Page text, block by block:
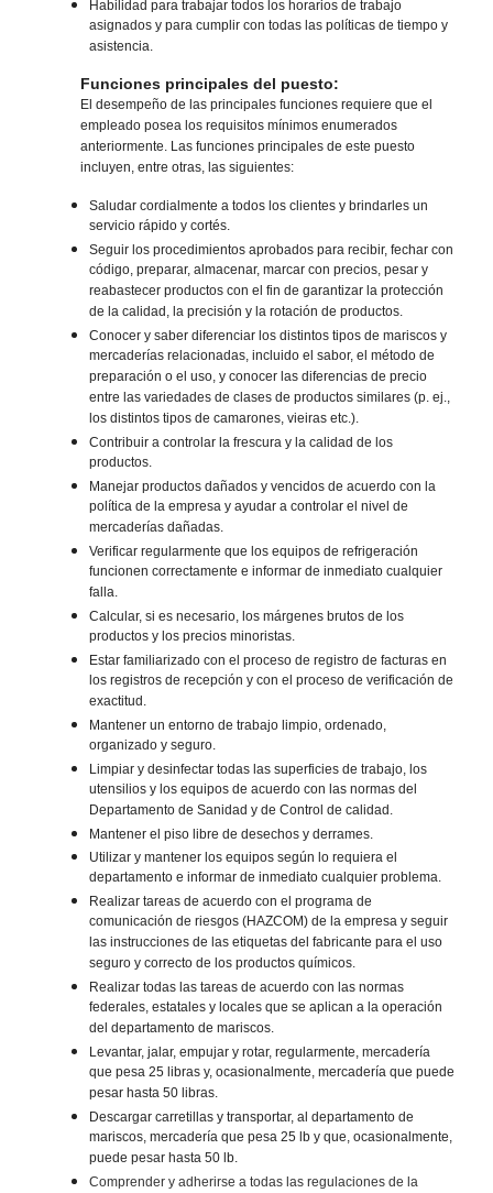
Habilidad para trabajar todos los horarios de trabajo
asignados y para cumplir con todas las políticas de tiempo y
asistencia.
Funciones principales del puesto:
El desempeño de las principales funciones requiere que el
empleado posea los requisitos mínimos enumerados
anteriormente. Las funciones principales de este puesto
incluyen, entre otras, las siguientes:
Saludar cordialmente a todos los clientes y brindarles un
servicio rápido y cortés.
Seguir los procedimientos aprobados para recibir, fechar con
código, preparar, almacenar, marcar con precios, pesar y
reabastecer productos con el fin de garantizar la protección
de la calidad, la precisión y la rotación de productos.
Conocer y saber diferenciar los distintos tipos de mariscos y
mercaderías relacionadas, incluido el sabor, el método de
preparación o el uso, y conocer las diferencias de precio
entre las variedades de clases de productos similares (p. ej.,
los distintos tipos de camarones, vieiras etc.).
Contribuir a controlar la frescura y la calidad de los
productos.
Manejar productos dañados y vencidos de acuerdo con la
política de la empresa y ayudar a controlar el nivel de
mercaderías dañadas.
Verificar regularmente que los equipos de refrigeración
funcionen correctamente e informar de inmediato cualquier
falla.
Calcular, si es necesario, los márgenes brutos de los
productos y los precios minoristas.
Estar familiarizado con el proceso de registro de facturas en
los registros de recepción y con el proceso de verificación de
exactitud.
Mantener un entorno de trabajo limpio, ordenado,
organizado y seguro.
Limpiar y desinfectar todas las superficies de trabajo, los
utensilios y los equipos de acuerdo con las normas del
Departamento de Sanidad y de Control de calidad.
Mantener el piso libre de desechos y derrames.
Utilizar y mantener los equipos según lo requiera el
departamento e informar de inmediato cualquier problema.
Realizar tareas de acuerdo con el programa de
comunicación de riesgos (HAZCOM) de la empresa y seguir
las instrucciones de las etiquetas del fabricante para el uso
seguro y correcto de los productos químicos.
Realizar todas las tareas de acuerdo con las normas
federales, estatales y locales que se aplican a la operación
del departamento de mariscos.
Levantar, jalar, empujar y rotar, regularmente, mercadería
que pesa 25 libras y, ocasionalmente, mercadería que puede
pesar hasta 50 libras.
Descargar carretillas y transportar, al departamento de
mariscos, mercadería que pesa 25 lb y que, ocasionalmente,
puede pesar hasta 50 lb.
Comprender y adherirse a todas las regulaciones de la